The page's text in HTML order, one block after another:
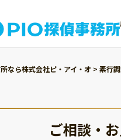
なら株式会社ピ・アイ・オ > 素行
ご相談・